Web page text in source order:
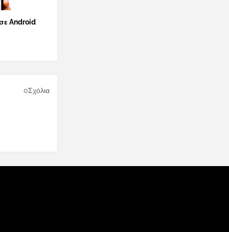
Android
0Σχόλια